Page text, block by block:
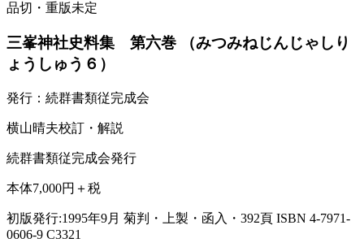
品切・重版未定
三峯神社史料集 第六巻
（みつみねじんじゃしり
ょうしゅう６）
発行：続群書類従完成会
横山晴夫校訂・解説
続群書類従完成会発行
本体7,000円＋税
初版発行:1995年9月 菊判・上製・函入・392頁 ISBN 4-7971-
0606-9 C3321